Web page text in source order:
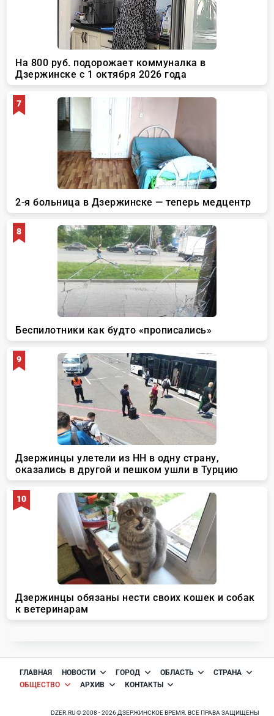
ГЛАВНАЯ НОВОСТИ ГОРОД ОБЛАСТЬ
СТРАНА
ОБЩЕСТВО
АРХИВ КОНТАКТЫ
DZER.RU © 2008 - 2026 ДЗЕРЖИНСКОЕ ВРЕМЯ. ВСЕ ПРАВА ЗАЩИЩЕНЫ